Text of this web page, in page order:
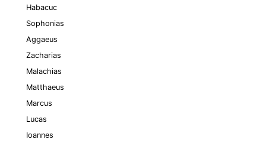
Habacuc
Sophonias
Aggaeus
Zacharias
Malachias
Matthaeus
Marcus
Lucas
Ioannes